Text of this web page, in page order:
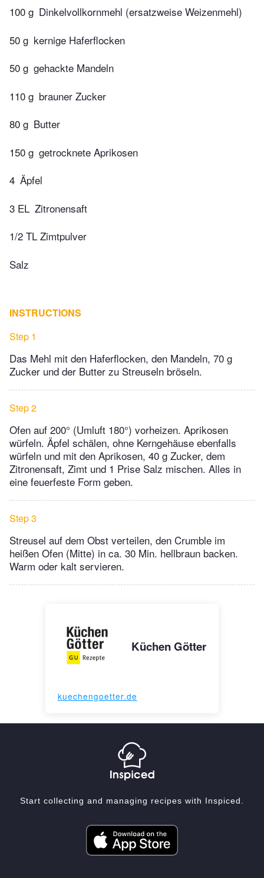
100 g Dinkelvollkornmehl (ersatzweise Weizenmehl)
50 g kernige Haferflocken
50 g gehackte Mandeln
110 g brauner Zucker
80 g Butter
150 g getrocknete Aprikosen
4 Äpfel
3 EL Zitronensaft
1/2 TL Zimtpulver
Salz
INSTRUCTIONS
Step 1
Das Mehl mit den Haferflocken, den Mandeln, 70 g
Zucker und der Butter zu Streuseln bröseln.
Step 2
Ofen auf 200° (Umluft 180°) vorheizen. Aprikosen
würfeln. Äpfel schälen, ohne Kerngehäuse ebenfalls
würfeln und mit den Aprikosen, 40 g Zucker, dem
Zitronensaft, Zimt und 1 Prise Salz mischen. Alles in
eine feuerfeste Form geben.
Step 3
Streusel auf dem Obst verteilen, den Crumble im
heißen Ofen (Mitte) in ca. 30 Min. hellbraun backen.
Warm oder kalt servieren.
Küchen Götter
kuechengoetter.de
Start collecting and managing recipes with Inspiced.